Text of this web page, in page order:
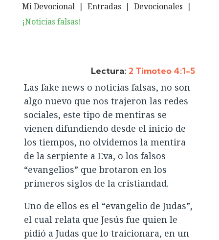
Mi Devocional | Entradas | Devocionales |
¡Noticias falsas!
Lectura: 2 Timoteo 4:1-5
Las fake news o noticias falsas, no son
algo nuevo que nos trajeron las redes
sociales, este tipo de mentiras se
vienen difundiendo desde el inicio de
los tiempos, no olvidemos la mentira
de la serpiente a Eva, o los falsos
“evangelios” que brotaron en los
primeros siglos de la cristiandad.
Uno de ellos es el “evangelio de Judas”,
el cual relata que Jesús fue quien le
pidió a Judas que lo traicionara, en un